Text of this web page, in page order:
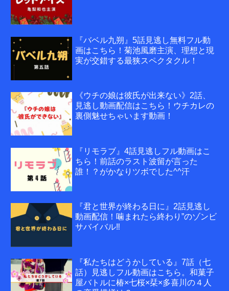
『バベル九朔』5話見逃し無料フル動
画はこちら！菊池風磨主演、理想と現
実が交錯する最狭スペクタクル！
《ウチの娘は彼氏が出来ない》2話、
見逃し動画配信はこちら！ウチカレの
裏側魅せちゃいます動画！
『リモラブ』4話見逃しフル動画はこ
ちら！前話のラスト波留が言った
誰！？がかなりツボでした^^汗
『君と世界が終わる日に』2話見逃し
動画配信！噛まれたら終わり”のゾンビ
サバイバル‼
『私たちはどうかしている』7話（七
話）見逃しフル動画はこちら。和菓子
屋バトルに椿×七桜×栞×多喜川の４人